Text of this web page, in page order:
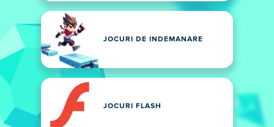
JOCURI DE INDEMANARE
JOCURI FLASH